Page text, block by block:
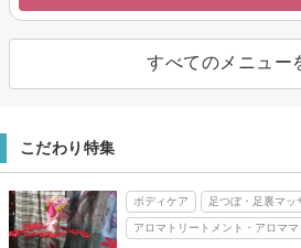
すべてのメニュー
こだわり特集
ボディケア 足つぼ・足裏マッ
アロマトリートメント・アロママ